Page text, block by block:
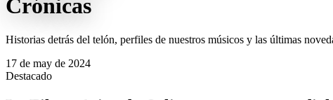
Crónicas
Historias detrás del telón, perfiles de nuestros músicos y las últimas
17 de may de 2024
Destacado